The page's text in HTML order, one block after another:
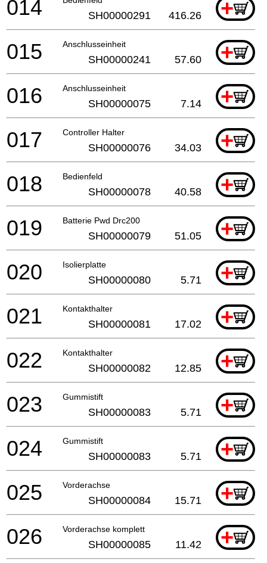
+
014 SH00000291 416.26
Anschlusseinheit +
015 SH00000241 57.60
Anschlusseinheit +
016 SH00000075 7.14
Controller Halter +
017 SH00000076 34.03
Bedienfeld +
018 SH00000078 40.58
Batterie Pwd Drc200 +
019 SH00000079 51.05
Isolierplatte +
020 SH00000080 5.71
Kontakthalter +
021 SH00000081 17.02
Kontakthalter +
022 SH00000082 12.85
Gummistift +
023 SH00000083 5.71
Gummistift +
024 SH00000083 5.71
Vorderachse +
025 SH00000084 15.71
Vorderachse komplett +
026 SH00000085 11.42